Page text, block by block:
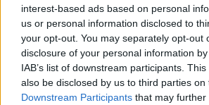
interest-based ads based on personal
us or personal information disclosed to
your opt-out. You may separately opt-out
disclosure of your personal information
IAB’s list of downstream participants.
also be disclosed by us to third parties on
Downstream Participants that may
O pagamento das parcelas
As parcelas podem ser pagas por meio
do site da Ader, nos provedores de